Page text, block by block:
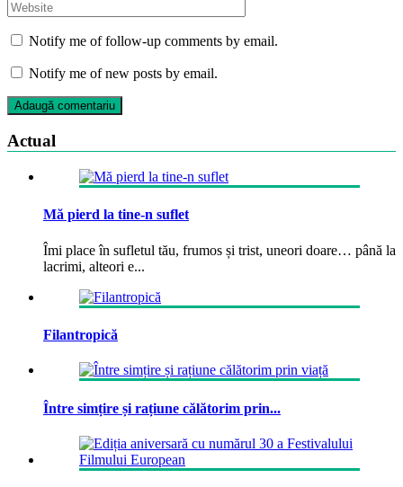
Notify me of follow-up comments by email.
Notify me of new posts by email.
Actual
Mă pierd la tine-n suflet
Îmi place în sufletul tău, frumos și trist, uneori doare… până la
lacrimi, alteori e...
Filantropică
Între simțire și rațiune călătorim prin...